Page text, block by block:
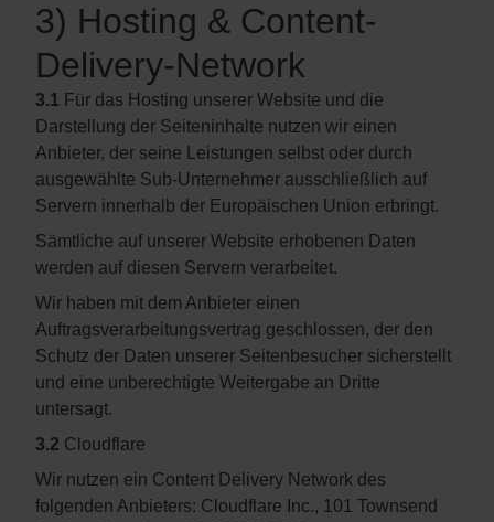
3) Hosting & Content-
Delivery-Network
3.1 Für das Hosting unserer Website und die
Darstellung der Seiteninhalte nutzen wir einen
Anbieter, der seine Leistungen selbst oder durch
ausgewählte Sub-Unternehmer ausschließlich auf
Servern innerhalb der Europäischen Union erbringt.
Sämtliche auf unserer Website erhobenen Daten
werden auf diesen Servern verarbeitet.
Wir haben mit dem Anbieter einen
Auftragsverarbeitungsvertrag geschlossen, der den
Schutz der Daten unserer Seitenbesucher sicherstellt
und eine unberechtigte Weitergabe an Dritte
untersagt.
3.2 Cloudflare
Wir nutzen ein Content Delivery Network des
folgenden Anbieters: Cloudflare Inc., 101 Townsend